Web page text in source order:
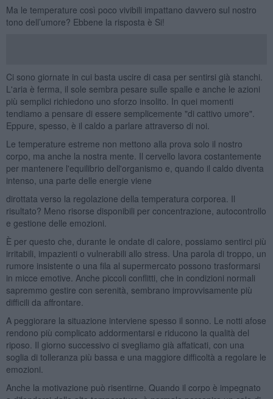
Ma le temperature così poco vivibili impattano davvero sul nostro
tono dell’umore? Ebbene la risposta è Si!
Ci sono giornate in cui basta uscire di casa per sentirsi già stanchi.
L'aria è ferma, il sole sembra pesare sulle spalle e anche le azioni
più semplici richiedono uno sforzo insolito. In quei momenti
tendiamo a pensare di essere semplicemente "di cattivo umore".
Eppure, spesso, è il caldo a parlare attraverso di noi.
Le temperature estreme non mettono alla prova solo il nostro
corpo, ma anche la nostra mente. Il cervello lavora costantemente
per mantenere l'equilibrio dell'organismo e, quando il caldo diventa
intenso, una parte delle energie viene
dirottata verso la regolazione della temperatura corporea. Il
risultato? Meno risorse disponibili per concentrazione, autocontrollo
e gestione delle emozioni.
È per questo che, durante le ondate di calore, possiamo sentirci più
irritabili, impazienti o vulnerabili allo stress. Una parola di troppo, un
rumore insistente o una fila al supermercato possono trasformarsi
in micce emotive. Anche piccoli conflitti, che in condizioni normali
sapremmo gestire con serenità, sembrano improvvisamente più
difficili da affrontare.
A peggiorare la situazione interviene spesso il sonno. Le notti afose
rendono più complicato addormentarsi e riducono la qualità del
riposo. Il giorno successivo ci svegliamo già affaticati, con una
soglia di tolleranza più bassa e una maggiore difficoltà a regolare le
emozioni.
Anche la motivazione può risentirne. Quando il corpo è impegnato